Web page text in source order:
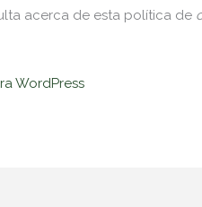
acerca de esta política de
WordPress